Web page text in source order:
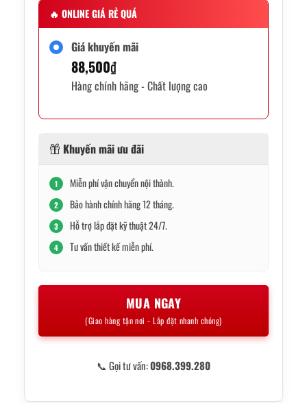
🔥 ONLINE GIÁ RẺ QUÁ
Giá khuyến mãi
88,500₫
Hàng chính hãng - Chất lượng cao
Khuyến mãi ưu đãi
1 Miễn phí vận chuyển nội thành.
2 Bảo hành chính hãng 12 tháng.
3 Hỗ trợ lắp đặt kỹ thuật 24/7.
4 Tư vấn thiết kế miễn phí.
MUA NGAY
(Giao hàng tận nơi - Lắp đặt nhanh chóng)
📞 Gọi tư vấn:0968.399.280